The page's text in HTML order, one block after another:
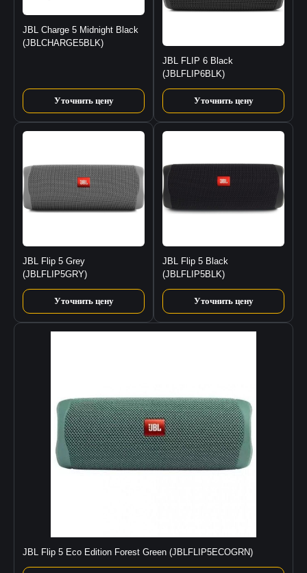
JBL Charge 5 Midnight Black
(JBLCHARGE5BLK)
Уточнить цену
JBL FLIP 6 Black
(JBLFLIP6BLK)
Уточнить цену
JBL Flip 5 Grey
(JBLFLIP5GRY)
Уточнить цену
JBL Flip 5 Black
(JBLFLIP5BLK)
Уточнить цену
JBL Flip 5 Eco Edition Forest Green (JBLFLIP5ECOGRN)